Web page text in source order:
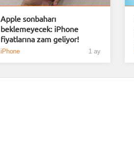
Apple sonbaharı
beklemeyecek: iPhone
fiyatlarına zam geliyor!
iPhone 1 ay